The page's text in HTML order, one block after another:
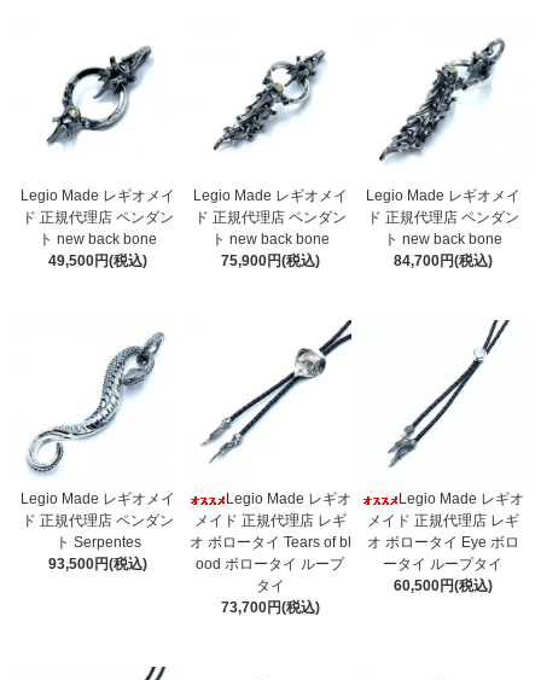
Legio Made レギオメイ
ド 正規代理店 ペンダン
ト new back bone
49,500円(税込)
Legio Made レギオメイ
ド 正規代理店 ペンダン
ト new back bone
75,900円(税込)
Legio Made レギオメイ
ド 正規代理店 ペンダン
ト new back bone
84,700円(税込)
Legio Made レギオメイ
ド 正規代理店 ペンダン
ト Serpentes
93,500円(税込)
Legio Made レギオ
メイド 正規代理店 レギ
オ ボロータイ Tears of bl
ood ボロータイ ループ
タイ
73,700円(税込)
Legio Made レギオ
メイド 正規代理店 レギ
オ ボロータイ Eye ボロ
ータイ ループタイ
60,500円(税込)